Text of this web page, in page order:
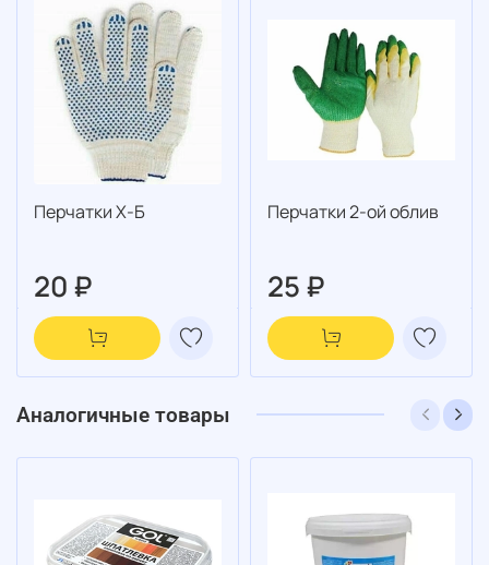
Перчатки Х-Б
20 ₽
Перчатки 2-ой облив
25 ₽
Аналогичные товары